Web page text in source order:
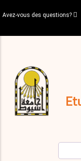
au
principal
Avez-vous des questions?
décisions
Expatriés
Journal